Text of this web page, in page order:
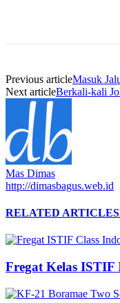
Previous articleMasuk
Next articleBerkali-kali
Mas Dimas
http://dimasbagus.web.id
RELATED ARTICLES
Fregat Kelas ISTIF